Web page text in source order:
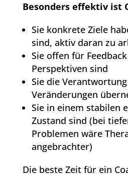
Besonders effektiv ist
Sie konkrete Ziele
sind, aktiv daran zu
Sie offen für
Perspektiven sind
Sie die
Veränderungen
Sie in einem stabilen
Zustand sind (bei
Problemen wäre
angebrachter)
Die beste Zeit für ein